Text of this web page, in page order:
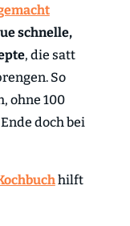
schnelle,
, die satt
So
ohne 100
doch bei
hilft